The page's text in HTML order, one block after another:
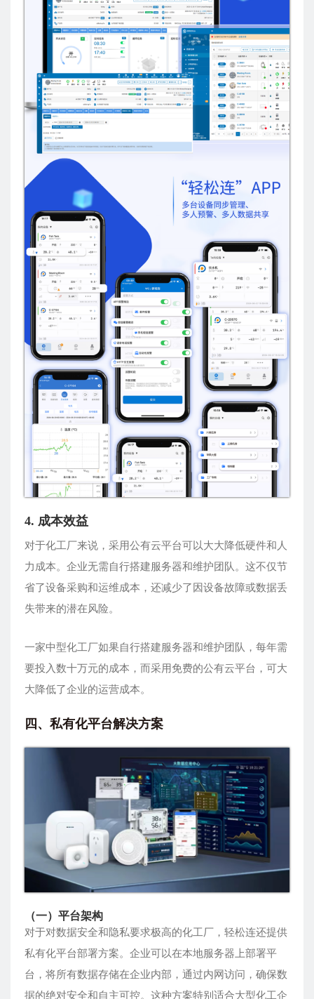
4. 成本效益
对于化工厂来说，采用公有云平台可以大大降低硬件和人
力成本。企业无需自行搭建服务器和维护团队。这不仅节
省了设备采购和运维成本，还减少了因设备故障或数据丢
失带来的潜在风险。
一家中型化工厂如果自行搭建服务器和维护团队，每年需
要投入数十万元的成本，而采用免费的公有云平台，可大
大降低了企业的运营成本。
四、私有化平台解决方案
（一）平台架构
对于对数据安全和隐私要求极高的化工厂，轻松连还提供
私有化平台部署方案。企业可以在本地服务器上部署平
台，将所有数据存储在企业内部，通过内网访问，确保数
据的绝对安全和自主可控。这种方案特别适合大型化工企